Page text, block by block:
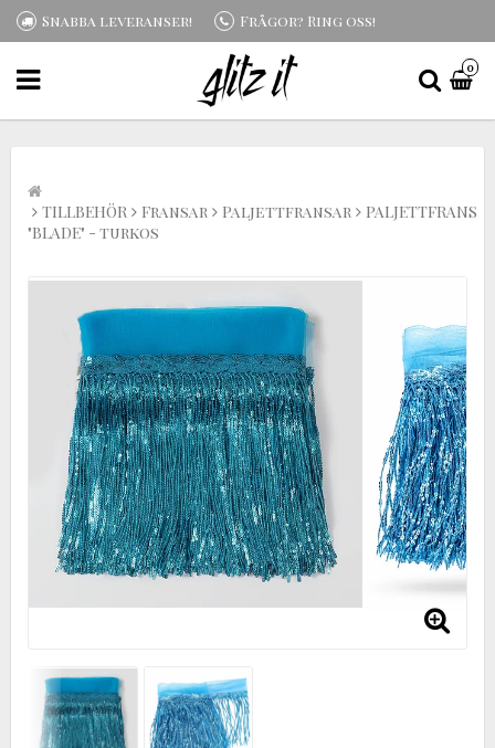
Snabba leveranser! Frågor? Ring oss!
0
TILLBEHÖR Fransar Paljettfransar
PALJETTFRANS
"BLADE" - turkos